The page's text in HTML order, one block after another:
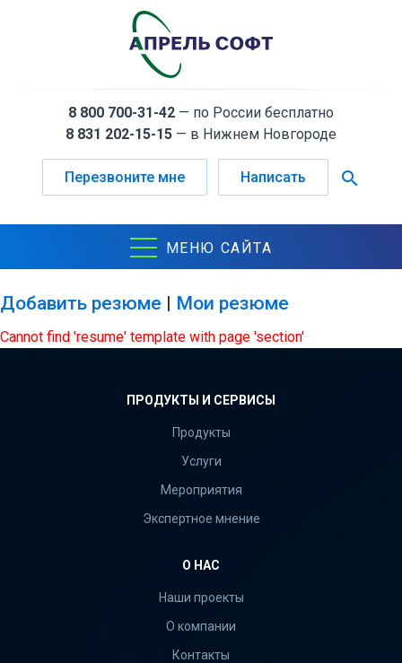
8 800 700-31-42 — по России бесплатно
8 831 202-15-15 — в Нижнем Новгороде
Перезвоните мне Написать search
МЕНЮ САЙТА
Добавить резюме | Мои резюме
Cannot find 'resume' template with page 'section'
ПРОДУКТЫ И СЕРВИСЫ
Продукты
Услуги
Мероприятия
Экспертное мнение
О НАС
Наши проекты
О компании
Контакты